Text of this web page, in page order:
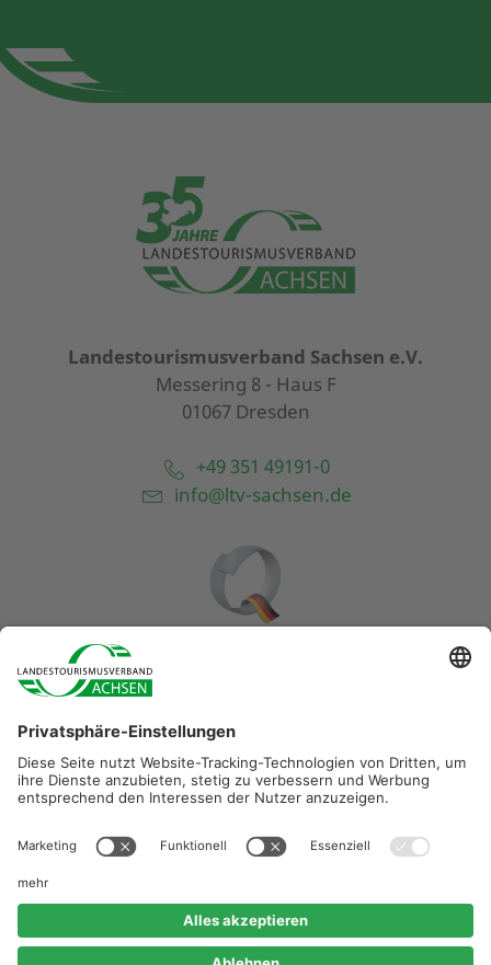
Landestourismusverband Sachsen e.V.
Messering 8 - Haus F
01067 Dresden
+49 351 49191-0
info@ltv-sachsen.de
Diese Maßnahme wird mitfinanziert durch Steuermittel auf
beschlossenen Haushaltes.